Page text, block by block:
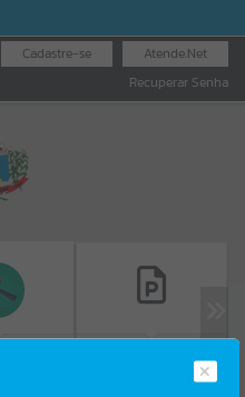
Atende.Net
Cadastre-se
Recuperar Senha